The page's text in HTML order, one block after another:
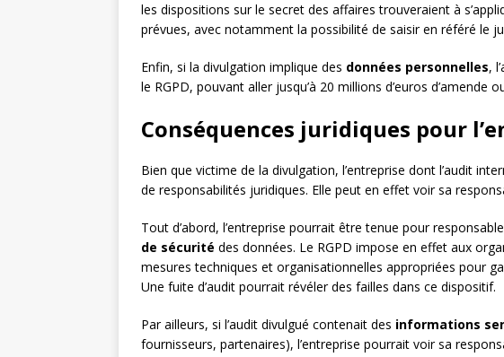
les dispositions sur le secret des affaires trouveraient à
prévues, avec notamment la possibilité de saisir en référé le
Enfin, si la divulgation implique des données personnelles,
le RGPD, pouvant aller jusqu’à 20 millions d’euros d’amende
Conséquences juridiques pour
Bien que victime de la divulgation, l’entreprise dont l’audit
de responsabilités juridiques. Elle peut en effet voir sa
Tout d’abord, l’entreprise pourrait être tenue pour responsable
de sécurité des données. Le RGPD impose en effet aux
mesures techniques et organisationnelles appropriées pour
Une fuite d’audit pourrait révéler des failles dans ce dispositif.
Par ailleurs, si l’audit divulgué contenait des informations
fournisseurs, partenaires), l’entreprise pourrait voir sa